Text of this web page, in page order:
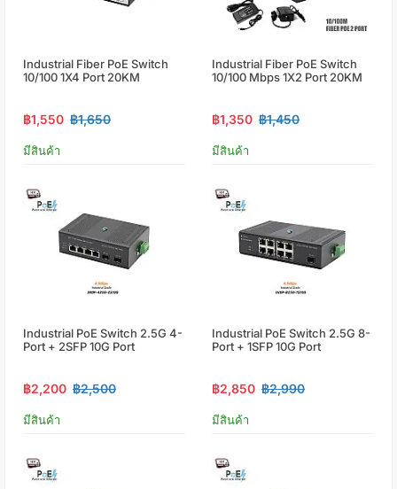
Industrial Fiber PoE Switch
10/100 1X4 Port 20KM
฿1,550 ฿1,650
มีสินค้า
Industrial Fiber PoE Switch
10/100 Mbps 1X2 Port 20KM
฿1,350 ฿1,450
มีสินค้า
Industrial PoE Switch 2.5G 4-
Port + 2SFP 10G Port
฿2,200 ฿2,500
มีสินค้า
Industrial PoE Switch 2.5G 8-
Port + 1SFP 10G Port
฿2,850 ฿2,990
มีสินค้า